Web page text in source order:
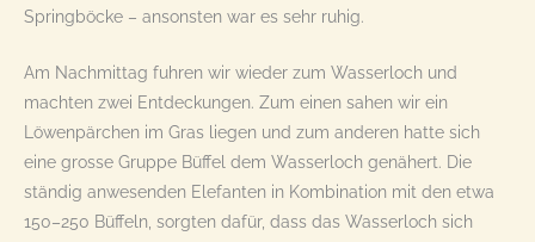
Springböcke – ansonsten war es sehr ruhig.
Am Nachmittag fuhren wir wieder zum Wasserloch und
machten zwei Entdeckungen. Zum einen sahen wir ein
Löwenpärchen im Gras liegen und zum anderen hatte sich
eine grosse Gruppe Büffel dem Wasserloch genähert. Die
ständig anwesenden Elefanten in Kombination mit den etwa
150–250 Büffeln, sorgten dafür, dass das Wasserloch sich